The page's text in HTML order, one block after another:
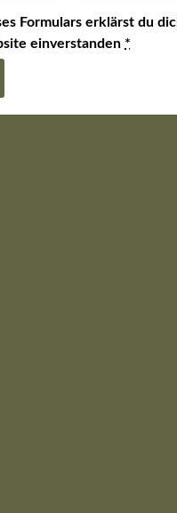
Formulars erklärst du
einverstanden *